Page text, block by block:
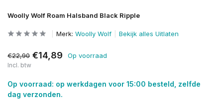
Woolly Wolf Roam Halsband Black Ripple
Merk: Woolly Wolf Bekijk alles Uitlaten
€22,90 €14,89 Op voorraad
Incl. btw
Op voorraad: op werkdagen voor 15:00 besteld, zelfde
dag verzonden.